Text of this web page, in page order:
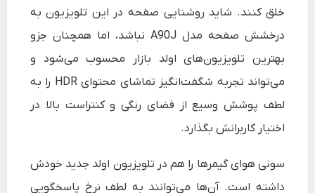
خلق کنند. شاید روشنایی صفحه در این تلویزیون به
درخشش صفحه مدل A90J نباشد، اما همچنان جزو
بهترین تلویزیون‌های اولد بازار محسوب می‌شود و
می‌تواند تجربه‌ شگفت‌انگیز تماشای محتوای HDR را به
لطف پوشش وسیع از فضای رنگی و کنتراست بالا در
اختیار کاربرانش بگذارد.
سونی هوای گیمرها را هم در تلویزیون اولد جدید خودش
داشته است. آن‌ها می‌توانند به لطف نرخ پاسخگویی